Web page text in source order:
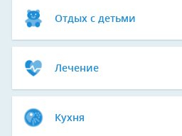
Отдых с детьми
Лечение
Кухня